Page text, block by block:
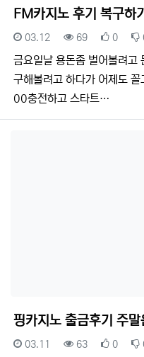
FM카지노 후기 복구하
등록일
03.12 조회
69 추천
0
금요일날 용돈좀 벌어볼려고
구해볼려고 하다가 어제도
00충전하고 스타트…
핑카지노 출금후기 주
등록일
03.11 조회
63 추천
0